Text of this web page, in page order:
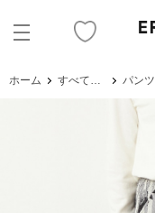
ホーム すべてのアイテム パンツ